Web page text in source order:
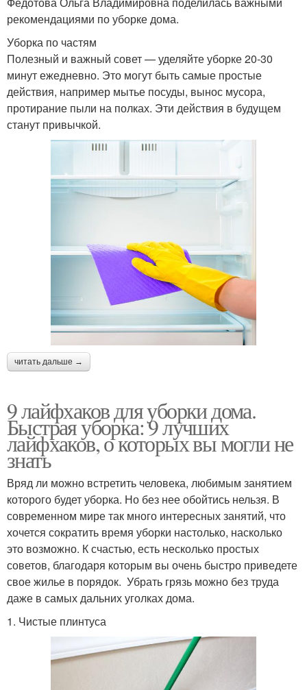
рекомендациями по уборке дома.
Уборка по частям
Полезный и важный совет — уделяйте уборке 20-30
минут ежедневно. Это могут быть самые простые
действия, например мытье посуды, вынос мусора,
протирание пыли на полках. Эти действия в будущем
станут привычкой.
читать дальше →
9 лайфхаков для уборки дома.
Быстрая уборка: 9 лучших
лайфхаков, о которых вы могли не
знать
Вряд ли можно встретить человека, любимым занятием
которого будет уборка. Но без нее обойтись нельзя. В
современном мире так много интересных занятий, что
хочется сократить время уборки настолько, насколько
это возможно. К счастью, есть несколько простых
советов, благодаря которым вы очень быстро приведете
свое жилье в порядок. Убрать грязь можно без труда
даже в самых дальних уголках дома.
1. Чистые плинтуса